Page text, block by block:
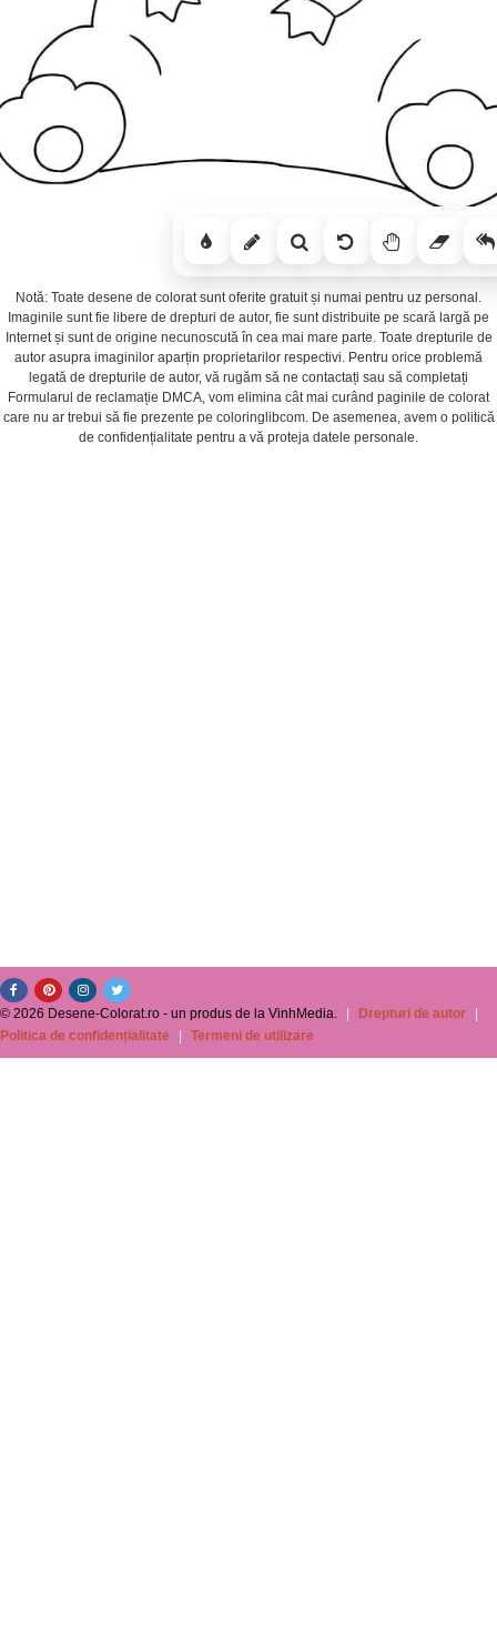
Notă: Toate desene de colorat sunt oferite gratuit și numai pentru uz personal.
Imaginile sunt fie libere de drepturi de autor, fie sunt distribuite pe scară largă pe
Internet și sunt de origine necunoscută în cea mai mare parte. Toate drepturile de
autor asupra imaginilor aparțin proprietarilor respectivi. Pentru orice problemă
legată de drepturile de autor, vă rugăm să ne contactați sau să completați
Formularul de reclamație DMCA, vom elimina cât mai curând paginile de colorat
care nu ar trebui să fie prezente pe coloringlibcom. De asemenea, avem o politică
de confidențialitate pentru a vă proteja datele personale.
© 2026 Desene-Colorat.ro - un produs de la VinhMedia. Drepturi de autor
Politica de confidențialitate
Termeni de utilizare